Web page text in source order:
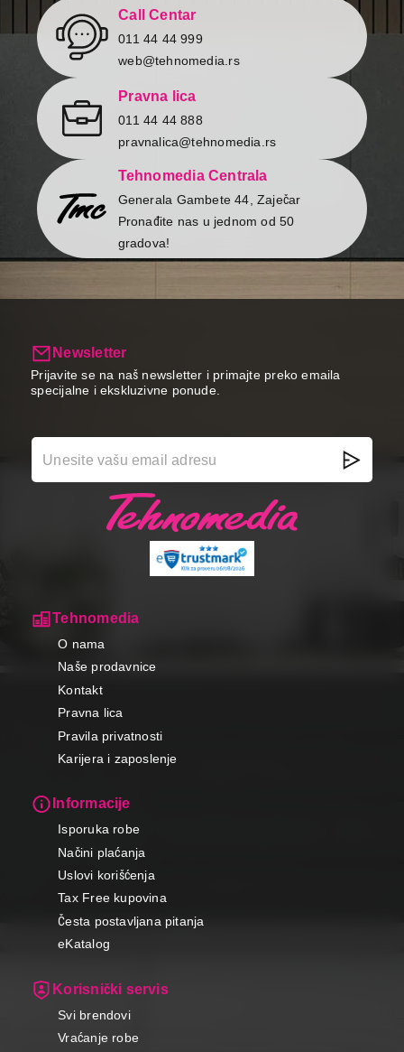
Call Centar
011 44 44 999
web@tehnomedia.rs
Pravna lica
011 44 44 888
pravnalica@tehnomedia.rs
Tehnomedia Centrala
Generala Gambete 44, Zaječar
Pronađite nas u jednom od 50
gradova!
Tehnomedia
O nama
Naše prodavnice
Kontakt
Pravna lica
Pravila privatnosti
Karijera i zaposlenje
Informacije
Isporuka robe
Načini plaćanja
Uslovi korišćenja
Tax Free kupovina
Česta postavljana pitanja
eKatalog
Korisnički servis
Svi brendovi
Vraćanje robe
Newsletter
Prijavite se na naš newsletter i primajte preko emaila
specijalne i ekskluzivne ponude.